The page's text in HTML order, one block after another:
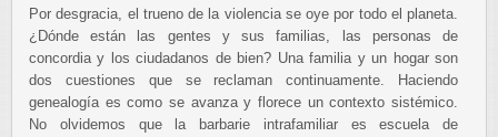
Por desgracia, el trueno de la violencia se oye por todo el planeta.
¿Dónde están las gentes y sus familias, las personas de
concordia y los ciudadanos de bien? Una familia y un hogar son
dos cuestiones que se reclaman continuamente. Haciendo
genealogía es como se avanza y florece un contexto sistémico.
No olvidemos que la barbarie intrafamiliar es escuela de